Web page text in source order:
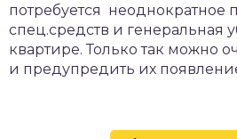
потребуется неоднократное
спец.средств и генеральная
квартире. Только так можно
и предупредить их